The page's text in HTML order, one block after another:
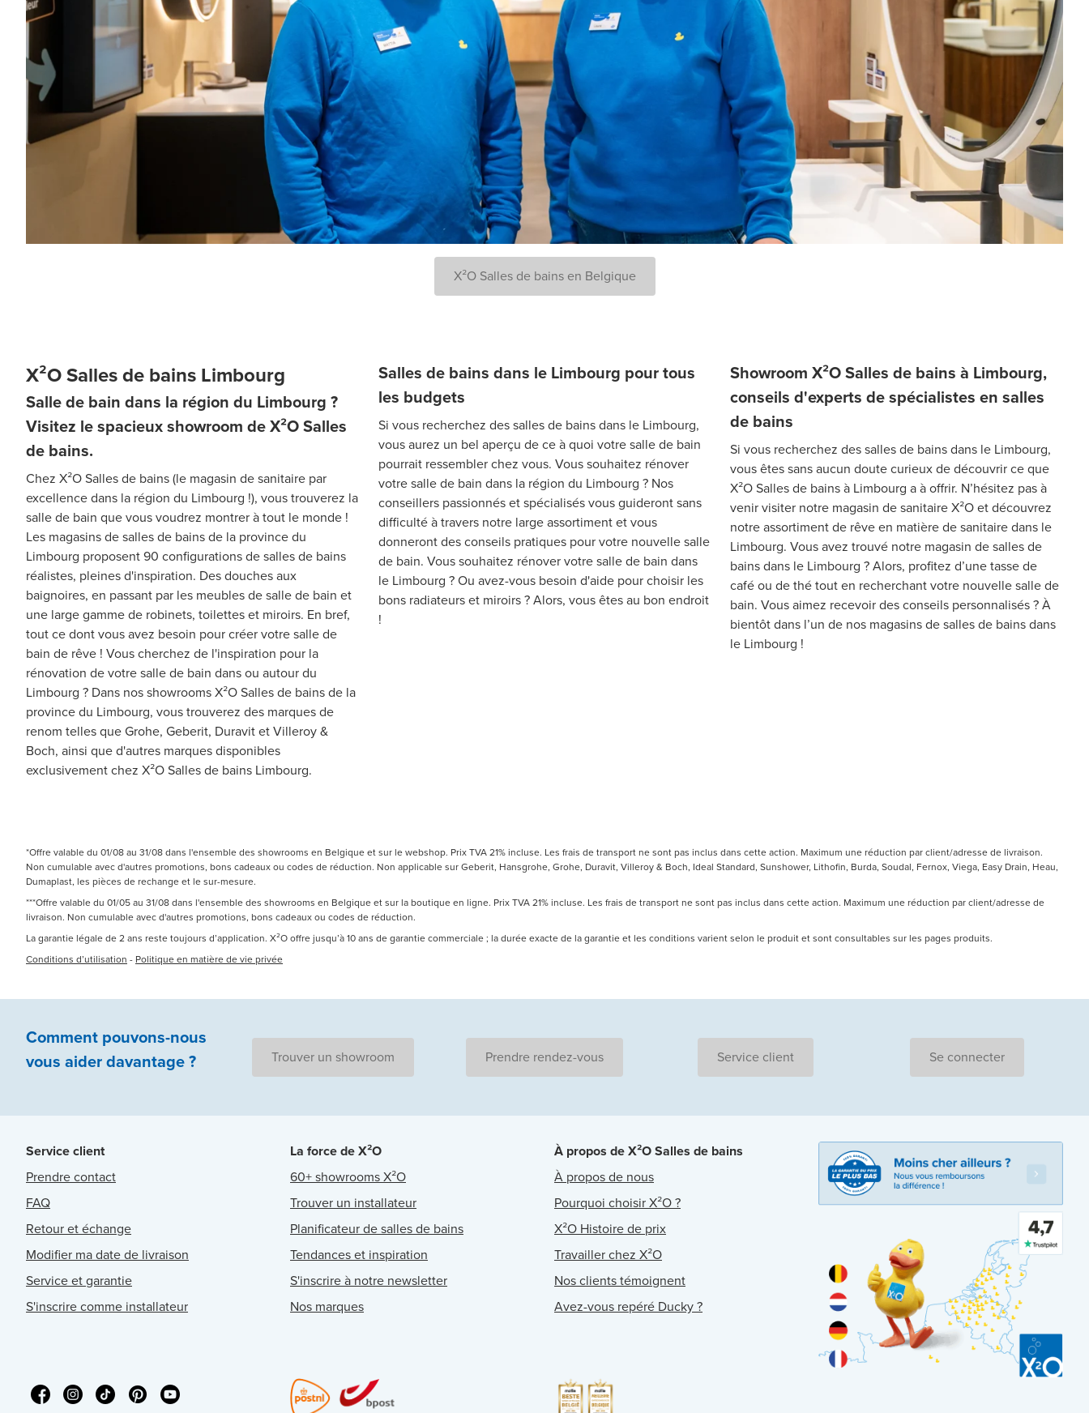
X²O Salles de bains en Belgique
X²O Salles de bains Limbourg
Salle de bain dans la région du Limbourg ?
Visitez le spacieux showroom de X²O Salles
de bains.
Chez X²O Salles de bains (le magasin de sanitaire par
excellence dans la région du Limbourg !), vous trouverez la
salle de bain que vous voudrez montrer à tout le monde !
Les magasins de salles de bains de la province du
Limbourg proposent 90 configurations de salles de bains
réalistes, pleines d'inspiration. Des douches aux
baignoires, en passant par les meubles de salle de bain et
une large gamme de robinets, toilettes et miroirs. En bref,
tout ce dont vous avez besoin pour créer votre salle de
bain de rêve ! Vous cherchez de l'inspiration pour la
rénovation de votre salle de bain dans ou autour du
Limbourg ? Dans nos showrooms X²O Salles de bains de la
province du Limbourg, vous trouverez des marques de
renom telles que Grohe, Geberit, Duravit et Villeroy &
Boch, ainsi que d'autres marques disponibles
exclusivement chez X²O Salles de bains Limbourg.
Salles de bains dans le Limbourg pour tous
les budgets
Si vous recherchez des salles de bains dans le Limbourg,
vous aurez un bel aperçu de ce à quoi votre salle de bain
pourrait ressembler chez vous. Vous souhaitez rénover
votre salle de bain dans la région du Limbourg ? Nos
conseillers passionnés et spécialisés vous guideront sans
difficulté à travers notre large assortiment et vous
donneront des conseils pratiques pour votre nouvelle salle
de bain. Vous souhaitez rénover votre salle de bain dans
le Limbourg ? Ou avez-vous besoin d'aide pour choisir les
bons radiateurs et miroirs ? Alors, vous êtes au bon endroit
!
Showroom X²O Salles de bains à Limbourg,
conseils d'experts de spécialistes en salles
de bains
Si vous recherchez des salles de bains dans le Limbourg,
vous êtes sans aucun doute curieux de découvrir ce que
X²O Salles de bains à Limbourg a à offrir. N’hésitez pas à
venir visiter notre magasin de sanitaire X²O et découvrez
notre assortiment de rêve en matière de sanitaire dans le
Limbourg. Vous avez trouvé notre magasin de salles de
bains dans le Limbourg ? Alors, profitez d’une tasse de
café ou de thé tout en recherchant votre nouvelle salle de
bain. Vous aimez recevoir des conseils personnalisés ? À
bientôt dans l’un de nos magasins de salles de bains dans
le Limbourg !
*Offre valable du 01/08 au 31/08 dans l'ensemble des showrooms en Belgique et sur le webshop. Prix TVA 21% incluse. Les frais de transport ne sont pas inclus dans cette action. Maximum une réduction par client/adresse de livraison.
Non cumulable avec d'autres promotions, bons cadeaux ou codes de réduction. Non applicable sur Geberit, Hansgrohe, Grohe, Duravit, Villeroy & Boch, Ideal Standard, Sunshower, Lithofin, Burda, Soudal, Fernox, Viega, Easy Drain, Heau,
Dumaplast, les pièces de rechange et le sur-mesure.
***Offre valable du 01/05 au 31/08 dans l'ensemble des showrooms en Belgique et sur la boutique en ligne. Prix TVA 21% incluse. Les frais de transport ne sont pas inclus dans cette action. Maximum une réduction par client/adresse de
livraison. Non cumulable avec d'autres promotions, bons cadeaux ou codes de réduction.
La garantie légale de 2 ans reste toujours d’application. X²O offre jusqu’à 10 ans de garantie commerciale ; la durée exacte de la garantie et les conditions varient selon le produit et sont consultables sur les pages produits.
Conditions d’utilisation - Politique en matière de vie privée
Comment pouvons-nous
vous aiderdavantage ? Trouver un showroom Prendre rendez-vous Service client Se connecter
Service client
Prendre contact
FAQ
Retour et échange
Modifier ma date de livraison
Service et garantie
S'inscrire comme installateur
La force de X²O
60+ showrooms X²O
Trouver un installateur
Planificateur de salles de bains
Tendances et inspiration
S'inscrire à notre newsletter
Nos marques
À propos de X²O Salles de bains
À propos de nous
Pourquoi choisir X²O ?
X²O Histoire de prix
Travailler chez X²O
Nos clients témoignent
Avez-vous repéré Ducky ?